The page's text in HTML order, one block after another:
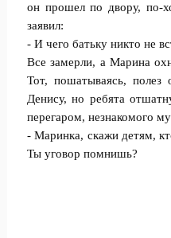
он прошел по двору, по-
заявил:
- И чего батьку никто не
Все замерли, а Марина
Тот, пошатываясь,
Денису, но ребята
перегаром, незнакомого
- Маринка, скажи детям,
Ты уговор помнишь?